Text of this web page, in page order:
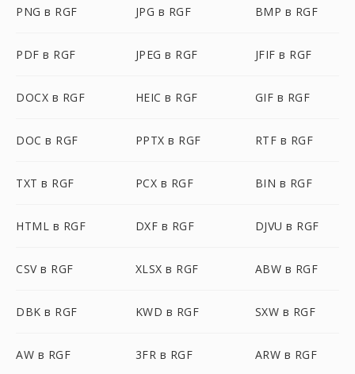
PNG в RGF JPG в RGF BMP в RGF
PDF в RGF JPEG в RGF JFIF в RGF
DOCX в RGF HEIC в RGF GIF в RGF
DOC в RGF PPTX в RGF RTF в RGF
TXT в RGF PCX в RGF BIN в RGF
HTML в RGF DXF в RGF DJVU в RGF
CSV в RGF XLSX в RGF ABW в RGF
DBK в RGF KWD в RGF SXW в RGF
AW в RGF 3FR в RGF ARW в RGF